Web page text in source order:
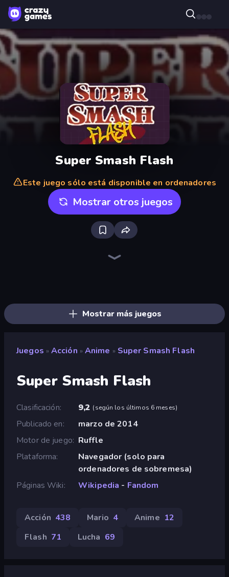
Super Smash Flash
Este juego sólo está disponible en ordenadores
Mostrar otros juegos
Mostrar más juegos
Juegos » Acción » Anime » Super Smash Flash
Super Smash Flash
Clasificación 9,2 (según los últimos 6 meses)
Publicado en
marzo de 2014
Motor de juego Ruffle
Plataforma
Navegador (solo para
ordenadores de sobremesa)
Páginas Wiki
Wikipedia - Fandom
Acción 438 Mario 4 Anime 12
Flash 71 Lucha 69